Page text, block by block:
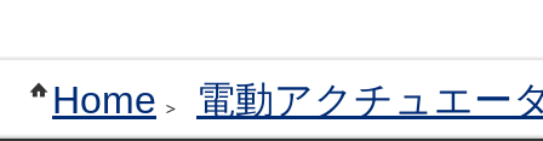
Home 電動アクチュエー